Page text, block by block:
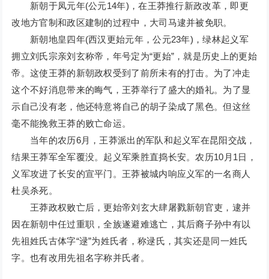
新朝于凤元年(公元14年)，在王莽推行新政改革，即更
改地方官制和政区建制的过程中，大司马逮并被免职。
新朝地皇四年(西汉更始元年，公元23年)，绿林起义军
拥立刘氏宗亲刘玄称帝，年号定为“更始”，就是历史上的更始
帝。这使王莽的新朝政权受到了前所未有的打击。为了冲走
这个不好消息带来的晦气，王莽举行了盛大的婚礼。为了显
示自己没有老，他还特意将自己的胡子染成了黑色。但这丝
毫不能挽救王莽的败亡命运。
当年的农历6月，王莽派出的军队和起义军在昆阳交战，
结果王莽军全军覆没。起义军乘胜直捣长安。农历10月1日，
义军攻进了长安的宣平门。王莽被城内响应义军的一名商人
杜吴杀死。
王莽政权败亡后，更始帝刘玄大肆屠戮新朝官吏，逮并
因在新朝中任过重职，全族遂避难逃亡，其后裔子孙中有以
先祖姓氏古体字“逯”为姓氏者，称逯氏，其实还是同一姓氏
字。也有改用先祖名字称并氏者。